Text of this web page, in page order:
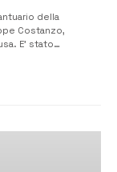
della
Costanzo,
E’ stato
2008. Questa